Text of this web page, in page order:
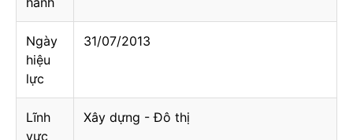
Ngày
hiệu
lực
31/07/2013
Lĩnh
vực
Xây dựng - Đô thị